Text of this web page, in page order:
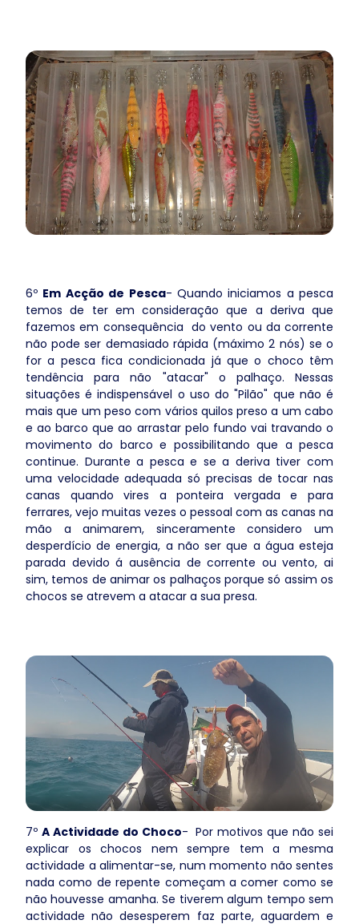
6º Em Acção de Pesca- Quando iniciamos a pesca
temos de ter em consideração que a deriva que
fazemos em consequência do vento ou da corrente
não pode ser demasiado rápida (máximo 2 nós) se o
for a pesca fica condicionada já que o choco têm
tendência para não "atacar" o palhaço. Nessas
situações é indispensável o uso do "Pilão" que não é
mais que um peso com vários quilos preso a um cabo
e ao barco que ao arrastar pelo fundo vai travando o
movimento do barco e possibilitando que a pesca
continue. Durante a pesca e se a deriva tiver com
uma velocidade adequada só precisas de tocar nas
canas quando vires a ponteira vergada e para
ferrares, vejo muitas vezes o pessoal com as canas na
mão a animarem, sinceramente considero um
desperdício de energia, a não ser que a água esteja
parada devido á ausência de corrente ou vento, ai
sim, temos de animar os palhaços porque só assim os
chocos se atrevem a atacar a sua presa.
7º A Actividade do Choco- Por motivos que não sei
explicar os chocos nem sempre tem a mesma
actividade a alimentar-se, num momento não sentes
nada como de repente começam a comer como se
não houvesse amanha. Se tiverem algum tempo sem
actividade não desesperem faz parte, aguardem e